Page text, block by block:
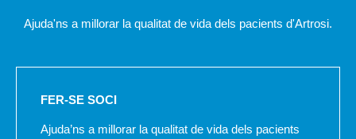
Ajuda'ns a millorar la qualitat de vida dels pacients d'Artrosi.
FER-SE SOCI
Ajuda’ns a millorar la qualitat de vida dels pacients